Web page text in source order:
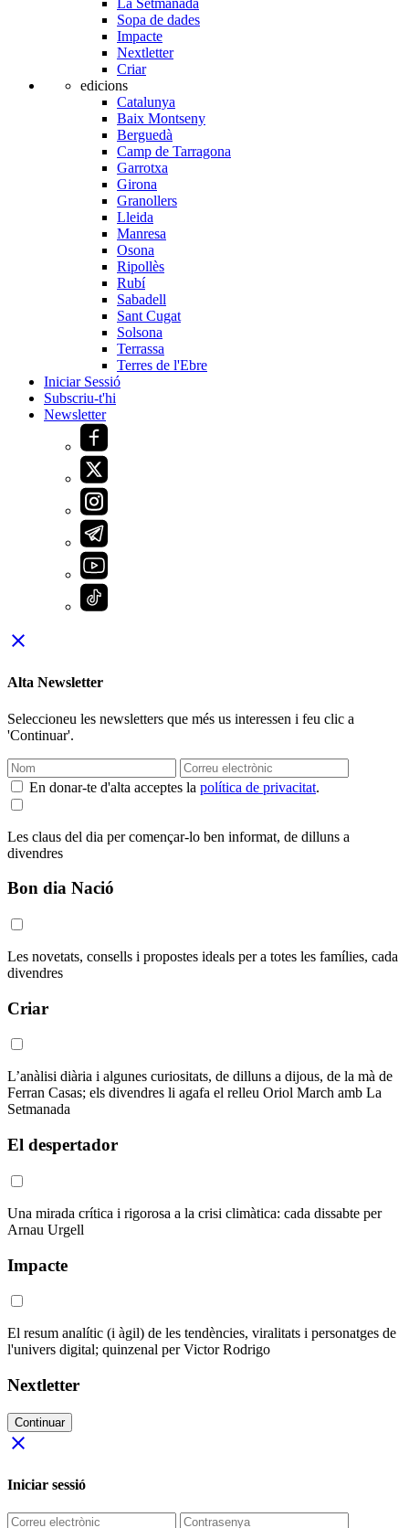
La Setmanada
Sopa de dades
Impacte
Nextletter
Criar
edicions
Catalunya
Baix Montseny
Berguedà
Camp de Tarragona
Garrotxa
Girona
Granollers
Lleida
Manresa
Osona
Ripollès
Rubí
Sabadell
Sant Cugat
Solsona
Terrassa
Terres de l'Ebre
Iniciar Sessió
Subscriu-t'hi
Newsletter
close
Alta Newsletter
Seleccioneu les newsletters que més us interessen i feu clic a
'Continuar'.
En donar-te d'alta acceptes la política de privacitat.
Les claus del dia per començar-lo ben informat, de dilluns a
divendres
Bon dia Nació
Les novetats, consells i propostes ideals per a totes les famílies, cada
divendres
Criar
L’anàlisi diària i algunes curiositats, de dilluns a dijous, de la mà de
Ferran Casas; els divendres li agafa el relleu Oriol March amb La
Setmanada
El despertador
Una mirada crítica i rigorosa a la crisi climàtica: cada dissabte per
Arnau Urgell
Impacte
El resum analític (i àgil) de les tendències, viralitats i personatges de
l'univers digital; quinzenal per Victor Rodrigo
Nextletter
Continuar
close
Iniciar sessió